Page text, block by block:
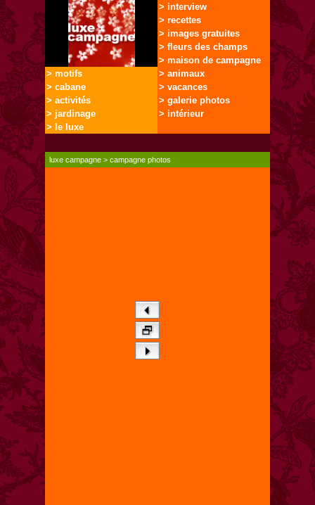
> interview
> recettes
> images gratuites
> fleurs des champs
> maison de campagne
> motifs
> cabane
> activités
> jardinage
> le luxe
> animaux
> vacances
> galerie photos
> intérieur
luxe campagne >campagne photos